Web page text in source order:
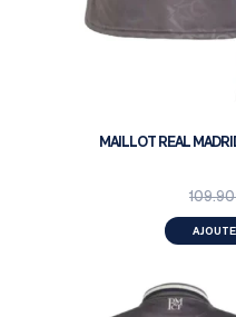
MAILLOT REAL
109.90